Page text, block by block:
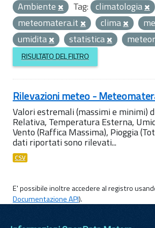
Ambiente
Tag: climatologia
meteomatera.it
clima
umidita
statistica
RISULTATO DEL FILTRO
Rilevazioni meteo -
Valori estremali (massimi e minimi)
Relativa, Temperatura Esterna,
Vento (Raffica Massima), Pioggia
dati riportati sono rilevati...
CSV
E' possibile inoltre accedere al registro
Documentazione API).